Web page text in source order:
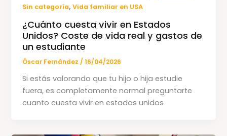
Sin categoría,Vida familiar en USA
¿Cuánto cuesta vivir en Estados
Unidos? Coste de vida real y gastos de
un estudiante
Óscar Fernández /16/04/2026
Si estás valorando que tu hijo o hija estudie
fuera, es completamente normal preguntarte
cuanto cuesta vivir en estados unidos